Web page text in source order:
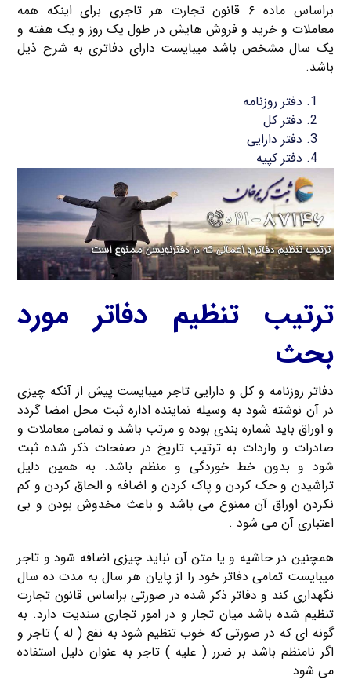
براساس ماده ۶ قانون تجارت هر تاجری برای اینکه همه
معاملات و خرید و فروش هایش در طول یک روز و یک هفته و
یک سال مشخص باشد میبایست دارای دفاتری به شرح ذیل
باشد.
دفتر روزنامه
دفتر کل
دفتر دارایی
دفتر کپیه
ترتیب تنظیم دفاتر مورد
بحث
دفاتر روزنامه و کل و دارایی تاجر میبایست پیش از آنکه چیزی
در آن نوشته شود به وسیله نماینده اداره ثبت محل امضا گردد
و اوراق باید شماره بندی بوده و مرتب باشد و تمامی معاملات و
صادرات و واردات به ترتیب تاریخ در صفحات ذکر شده ثبت
شود و بدون خط خوردگی و منظم باشد. به همین دلیل
تراشیدن و حک کردن و پاک کردن و اضافه و الحاق کردن و کم
نکردن اوراق آن ممنوع می باشد و باعث مخدوش بودن و بی
اعتباری آن می شود .
همچنین در حاشیه و یا متن آن نباید چیزی اضافه شود و تاجر
میبایست تمامی دفاتر خود را از پایان هر سال به مدت ده سال
نگهداری کند و دفاتر ذکر شده در صورتی براساس قانون تجارت
تنظیم شده باشد میان تجار و در امور تجاری سندیت دارد. به
گونه ای که در صورتی که خوب تنظیم شود به نفع ( له ) تاجر و
اگر نامنظم باشد بر ضرر ( علیه ) تاجر به عنوان دلیل استفاده
می شود.